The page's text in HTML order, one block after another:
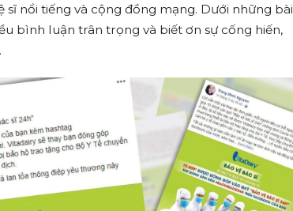
nổi tiếng và cộng đồng mạng. Dưới những bài
bình luận trân trọng và biết ơn sự cống hiến,